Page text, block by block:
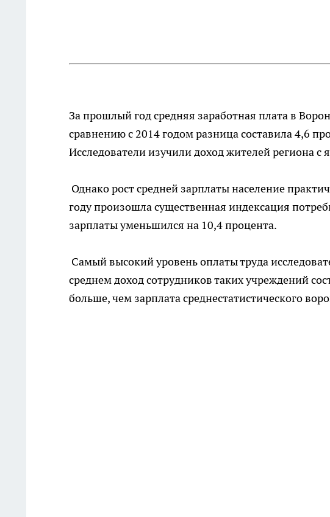
За прошлый год средняя заработная плата в
сравнению с 2014 годом разница составила 4,6
Исследователи изучили доход жителей региона с
Однако рост средней зарплаты население
году произошла существенная индексация
зарплаты уменьшился на 10,4 процента.
Самый высокий уровень оплаты труда
среднем доход сотрудников таких учреждений
больше, чем зарплата среднестатистического